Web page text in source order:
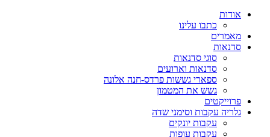
אודות
כתבו עלינו
מאמרים
סדנאות
סוגי סדנאות
סדנאות וארועים
ספארי גששות פרדס-חנה אלונה
גשש את המטמון
פרוייקטים
גלריה עקבות וסימני שדה
עקבות יונקים
עקבות עופות